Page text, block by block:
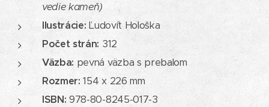
vedie kameň)
Ilustrácie: Ľudovít Hološka
Počet strán: 312
Väzba: pevná väzba s prebalom
Rozmer: 154 x 226 mm
ISBN: 978-80-8245-017-3